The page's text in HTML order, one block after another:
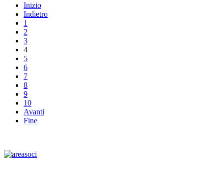
Inizio
Indietro
1
2
3
4
5
6
7
8
9
10
Avanti
Fine